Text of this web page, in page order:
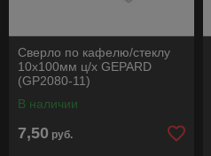
Сверло по кафелю/стеклу
10х100мм ц/х GEPARD
(GP2080-11)
В наличии
7,50 руб.